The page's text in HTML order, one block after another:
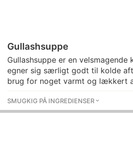
Gullashsuppe
Gullashsuppe er en velsmagende
egner sig særligt godt til kolde
brug for noget varmt og lækkert
SMUGKIG PÅ INGREDIENSER